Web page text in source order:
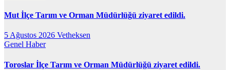
Mut İlçe Tarım ve Orman Müdürlüğü ziyaret edildi.
5 Ağustos 2026 Vetheksen
Genel Haber
Toroslar İlçe Tarım ve Orman Müdürlüğü ziyaret edildi.